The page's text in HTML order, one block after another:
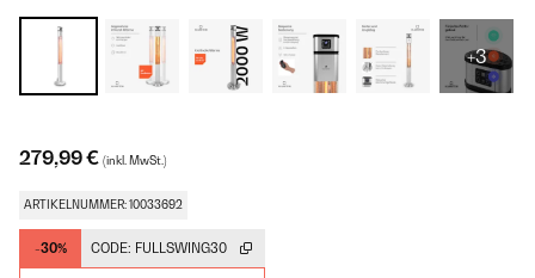
+3
279,99 € (inkl. MwSt.)
ARTIKELNUMMER: 10033692
-30% CODE: FULLSWING30